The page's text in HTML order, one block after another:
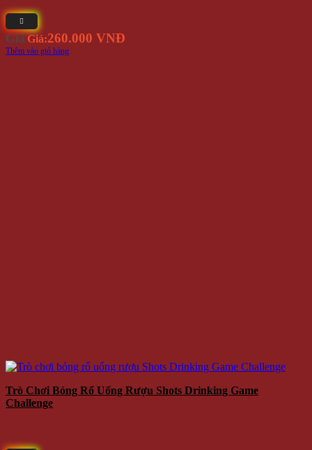
Giá Giá:260.000 VNĐ
Thêm vào giỏ hàng
Trò Chơi Bóng Rổ Uống Rượu Shots Drinking Game
Challenge